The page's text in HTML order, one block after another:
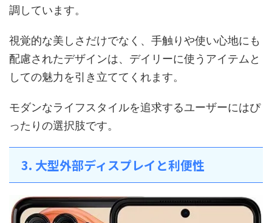
調しています。
視覚的な美しさだけでなく、手触りや使い心地にも
配慮されたデザインは、デイリーに使うアイテムと
しての魅力を引き立ててくれます。
モダンなライフスタイルを追求するユーザーにはぴ
ったりの選択肢です。
3. 大型外部ディスプレイと利便性